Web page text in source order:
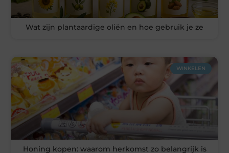
Wat zijn plantaardige oliën en hoe gebruik je ze
WINKELEN
Honing kopen: waarom herkomst zo belangrijk is